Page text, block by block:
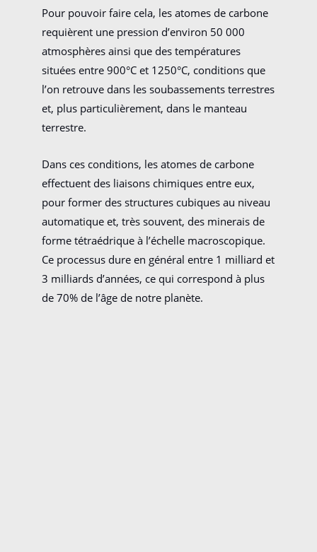
Pour pouvoir faire cela, les atomes de carbone
requièrent une pression d’environ 50 000
atmosphères ainsi que des températures
situées entre 900°C et 1250°C, conditions que
l’on retrouve dans les soubassements terrestres
et, plus particulièrement, dans le manteau
terrestre.
Dans ces conditions, les atomes de carbone
effectuent des liaisons chimiques entre eux,
pour former des structures cubiques au niveau
automatique et, très souvent, des minerais de
forme tétraédrique à l’échelle macroscopique.
Ce processus dure en général entre 1 milliard et
3 milliards d’années, ce qui correspond à plus
de 70% de l’âge de notre planète.